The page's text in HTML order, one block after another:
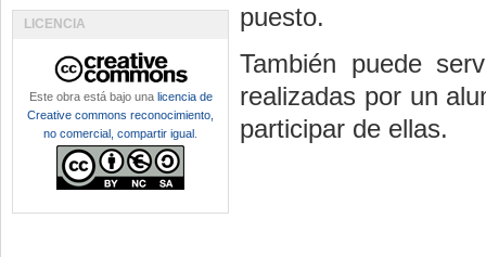
puesto.
También puede
realizadas por un
participar de ellas.
LICENCIA
Este obra está bajo una licencia de
Creative commons reconocimiento,
no comercial, compartir igual